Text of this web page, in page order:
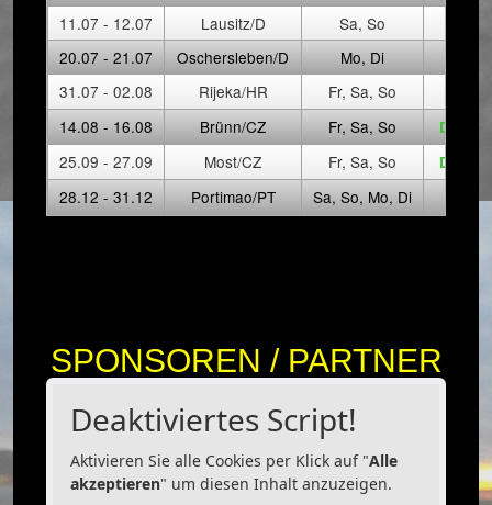
11.07 - 12.07
Lausitz/D
Sa, So
20.07 - 21.07
Oschersleben/D
Mo, Di
31.07 - 02.08
Rijeka/HR
Fr, Sa, So
14.08 - 16.08
Brünn/CZ Fr, Sa, So
25.09 - 27.09 Most/CZ Fr, Sa, So
28.12 - 31.12 Portimao/PT Sa, So, Mo, Di
SPONSOREN / PARTNER
Deaktiviertes Script!
Aktivieren Sie alle Cookies per Klick auf "Alle
akzeptieren" um diesen Inhalt anzuzeigen.